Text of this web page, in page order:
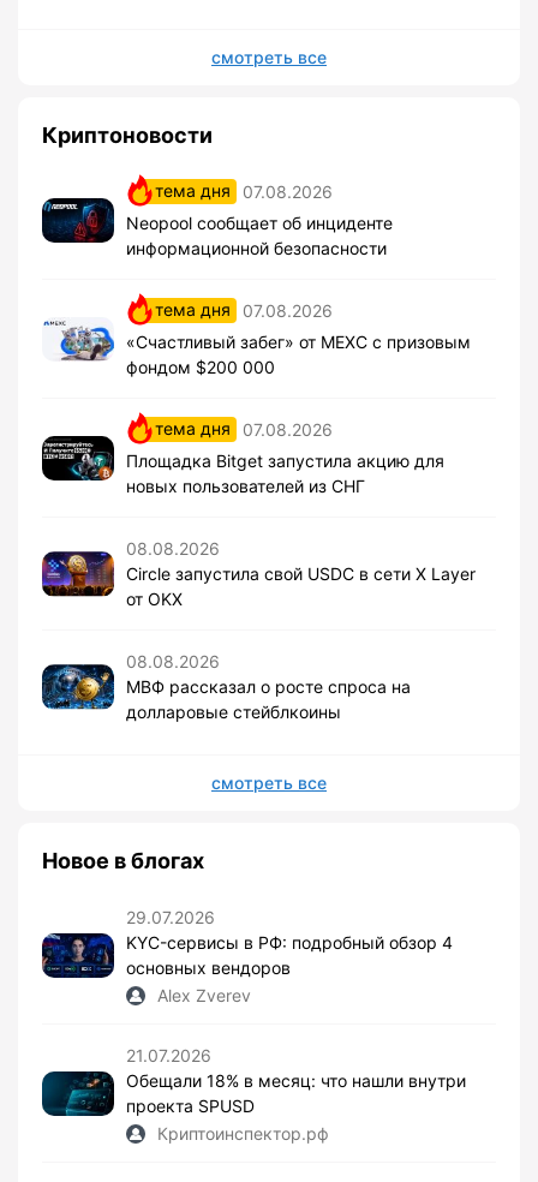
смотреть все
Криптоновости
тема дня
07.08.2026
Neopool сообщает об инциденте
информационной безопасности
тема дня
07.08.2026
«Счастливый забег» от MEXC с призовым
фондом $200 000
тема дня
07.08.2026
Площадка Bitget запустила акцию для
новых пользователей из СНГ
08.08.2026
Circle запустила свой USDC в сети X Layer
от OKX
08.08.2026
МВФ рассказал о росте спроса на
долларовые стейблкоины
смотреть все
Новое в блогах
29.07.2026
KYC-сервисы в РФ: подробный обзор 4
основных вендоров
Alex Zverev
21.07.2026
Обещали 18% в месяц: что нашли внутри
проекта SPUSD
Криптоинспектор.рф